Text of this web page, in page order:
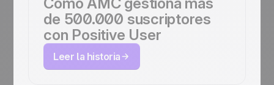
de 500.000 suscriptores
con Positive User
Leer la historia